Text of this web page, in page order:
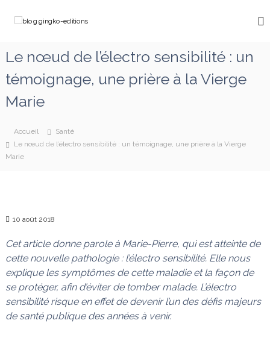
o
g
.
t
o
s
m
i
o
d
é
f
i
t
l
Le nœud de l’électro sensibilité : un
témoignage, une prière à la Vierge
Marie
Accueil
Santé
Le nœud de l’électro sensibilité : un témoignage, une prière à la Vierge
Marie
10 août 2018
Cet article donne parole à Marie-Pierre, qui est atteinte de
cette nouvelle pathologie : l’électro sensibilité. Elle nous
explique les symptômes de cette maladie et la façon de
se protéger, afin d’éviter de tomber malade. L’électro
sensibilité risque en effet de devenir l’un des défis majeurs
de santé publique des années à venir.